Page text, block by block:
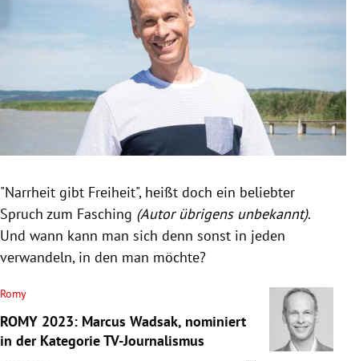
Untermenü
Untermenü
Untermenü
Untermenü
"Narrheit gibt Freiheit", heißt doch ein beliebter
Spruch zum Fasching (Autor übrigens unbekannt).
Und wann kann man sich denn sonst in jeden
verwandeln, in den man möchte?
Romy
ROMY 2023: Marcus Wadsak, nominiert
in der Kategorie TV-Journalismus